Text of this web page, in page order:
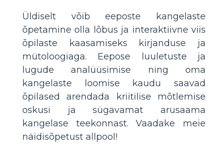
Üldiselt võib eeposte kangelaste
õpetamine olla lõbus ja interaktiivne viis
õpilaste kaasamiseks kirjanduse ja
mütoloogiaga. Eepose luuletuste ja
lugude analüüsimise ning oma
kangelaste loomise kaudu saavad
õpilased arendada kriitilise mõtlemise
oskusi ja sügavamat arusaama
kangelase teekonnast. Vaadake meie
näidisõpetust allpool!